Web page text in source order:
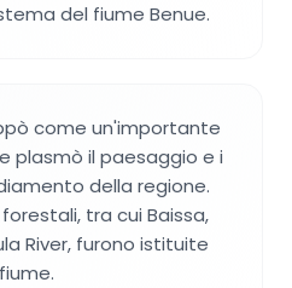
del fiume Benue.
come un'importante
plasmò il paesaggio e i
della regione.
tra cui Baissa,
River, furono istituite